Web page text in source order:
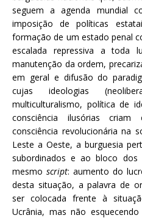
seguem a agenda mundial
imposição de políticas
formação de um estado penal
escalada repressiva a toda
manutenção da ordem,
em geral e difusão do
cujas ideologias
multiculturalismo, política de
consciência ilusórias
consciência revolucionária na
Leste a Oeste, a burguesia
subordinados e ao bloco dos
mesmo script: aumento do
desta situação, a palavra de
ser colocada frente à
Ucrânia, mas não